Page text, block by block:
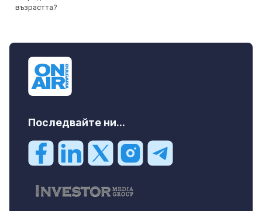
Последвайте ни...